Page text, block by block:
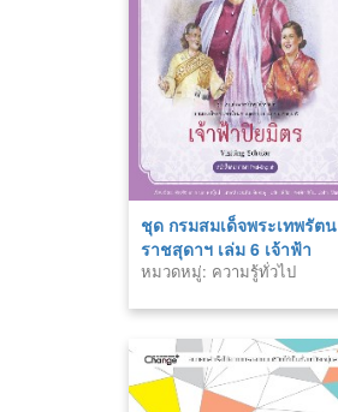
ชุด กรมสมเด็จพระเทพรัตน
ราชสุดาฯ เล่ม 6 เจ้าฟ้า
ปิยมิตร
หมวดหมู่: ความรู้ทั่วไป